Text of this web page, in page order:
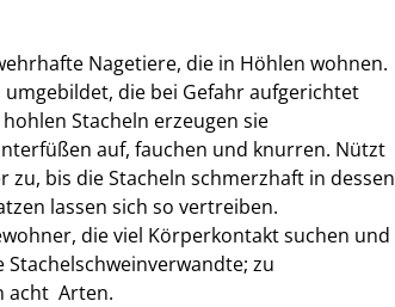
Nagetiere, die in Höhlen wohnen.
die bei Gefahr aufgerichtet
Stacheln erzeugen sie
auf, fauchen und knurren. Nützt
zu, bis die Stacheln schmerzhaft in dessen
lassen sich so vertreiben.
die viel Körperkontakt suchen und
Stachelschweinverwandte; zu
acht Arten.